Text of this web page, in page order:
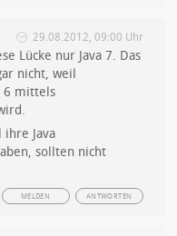
29.08.2012, 09:00 Uhr
Lücke nur Java 7. Das
nicht, weil
6 mittels
Java
sollten nicht
ANTWORTEN
MELDEN